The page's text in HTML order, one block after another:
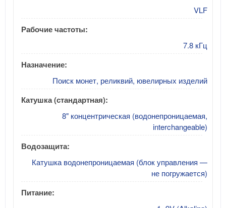
VLF
Рабочие частоты:
7.8 кГц
Назначение:
Поиск монет, реликвий, ювелирных изделий
Катушка (стандартная):
8" концентрическая (водонепроницаемая,
interchangeable)
Водозащита:
Катушка водонепроницаемая (блок управления —
не погружается)
Питание: